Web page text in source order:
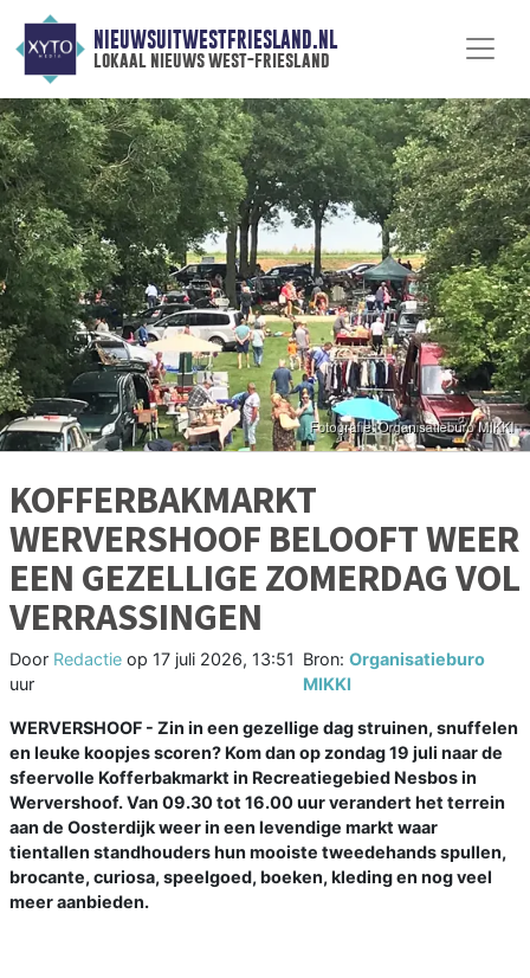
NIEUWSUITWESTFRIESLAND.NL
lokaal nieuws west-friesland
KOFFERBAKMARKT
WERVERSHOOF BELOOFT WEER
EEN GEZELLIGE ZOMERDAG VOL
VERRASSINGEN
Door Redactie op 17 juli 2026, 13:51
uur
Bron: Organisatieburo
MIKKI
WERVERSHOOF - Zin in een gezellige dag struinen, snuffelen
en leuke koopjes scoren? Kom dan op zondag 19 juli naar de
sfeervolle Kofferbakmarkt in Recreatiegebied Nesbos in
Wervershoof. Van 09.30 tot 16.00 uur verandert het terrein
aan de Oosterdijk weer in een levendige markt waar
tientallen standhouders hun mooiste tweedehands spullen,
brocante, curiosa, speelgoed, boeken, kleding en nog veel
meer aanbieden.